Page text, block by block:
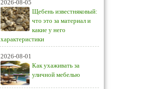
2026-08-05
Щебень известняковый:
что это за материал и
какие у него
характеристики
2026-08-01
Как ухаживать за
уличной мебелью